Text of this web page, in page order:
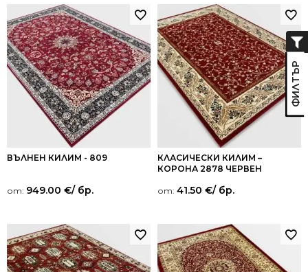
ВЪЛНЕН КИЛИМ - 809
от: 949.00 €/ бр.
КЛАСИЧЕСКИ КИЛИМ –
КОРОНА 2878 ЧЕРВЕН
от: 41.50 €/ бр.